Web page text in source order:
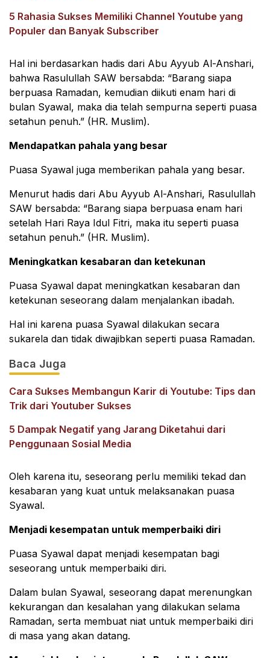
5 Rahasia Sukses Memiliki Channel Youtube yang
Populer dan Banyak Subscriber
Hal ini berdasarkan hadis dari Abu Ayyub Al-Anshari,
bahwa Rasulullah SAW bersabda: “Barang siapa
berpuasa Ramadan, kemudian diikuti enam hari di
bulan Syawal, maka dia telah sempurna seperti puasa
setahun penuh.” (HR. Muslim).
Mendapatkan pahala yang besar
Puasa Syawal juga memberikan pahala yang besar.
Menurut hadis dari Abu Ayyub Al-Anshari, Rasulullah
SAW bersabda: “Barang siapa berpuasa enam hari
setelah Hari Raya Idul Fitri, maka itu seperti puasa
setahun penuh.” (HR. Muslim).
Meningkatkan kesabaran dan ketekunan
Puasa Syawal dapat meningkatkan kesabaran dan
ketekunan seseorang dalam menjalankan ibadah.
Hal ini karena puasa Syawal dilakukan secara
sukarela dan tidak diwajibkan seperti puasa Ramadan.
Baca Juga
Cara Sukses Membangun Karir di Youtube: Tips dan
Trik dari Youtuber Sukses
5 Dampak Negatif yang Jarang Diketahui dari
Penggunaan Sosial Media
Oleh karena itu, seseorang perlu memiliki tekad dan
kesabaran yang kuat untuk melaksanakan puasa
Syawal.
Menjadi kesempatan untuk memperbaiki diri
Puasa Syawal dapat menjadi kesempatan bagi
seseorang untuk memperbaiki diri.
Dalam bulan Syawal, seseorang dapat merenungkan
kekurangan dan kesalahan yang dilakukan selama
Ramadan, serta membuat niat untuk memperbaiki diri
di masa yang akan datang.